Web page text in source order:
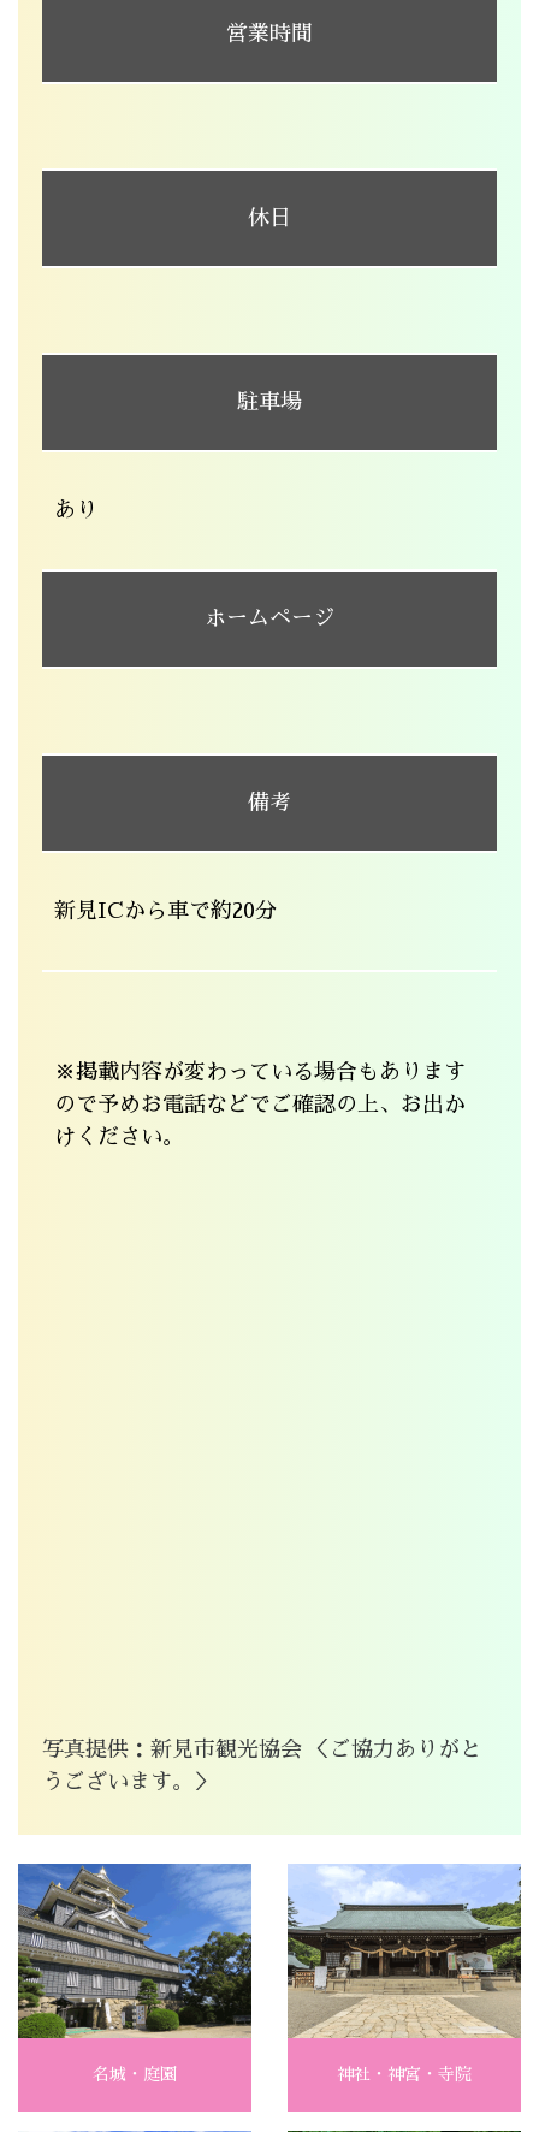
営業時間
休日
駐車場
あり
ホームページ
備考
新見ICから車で約20分
※掲載内容が変わっている場合もあります
ので予めお電話などでご確認の上、お出か
けください。
写真提供：新見市観光協会 ＜ご協力ありがと
うございます。＞
名城・庭園 神社・神宮・寺院